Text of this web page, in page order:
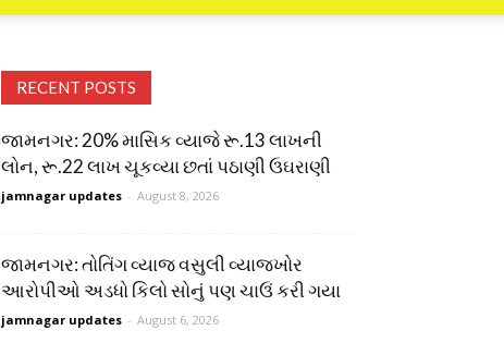
RECENT POSTS
જામનગર: 20% માસિક વ્યાજે રૂ.13 લાખની
લોન, રૂ.22 લાખ ચૂકવ્યા છતાં પઠાણી ઉઘરાણી
jamnagar updates - August 8, 2026
જામનગર: તોતિંગ વ્યાજ વસુલી વ્યાજખોર
આરોપીઓ અડધો કિલો સોનું પણ ચાઉં કરી ગયા
jamnagar updates - August 6, 2026